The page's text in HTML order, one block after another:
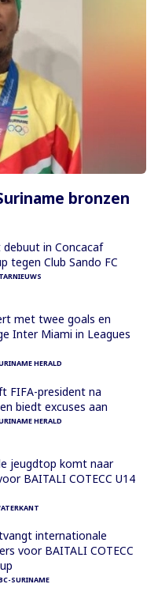
bronzen
in Concacaf
tegen Club Sando FC
met twee goals en
Inter Miami in Leagues
HERALD
FIFA-president na
biedt excuses aan
HERALD
jeugdtop komt naar
BAITALI COTECC U14
internationale
voor BAITALI COTECC
SURINAME